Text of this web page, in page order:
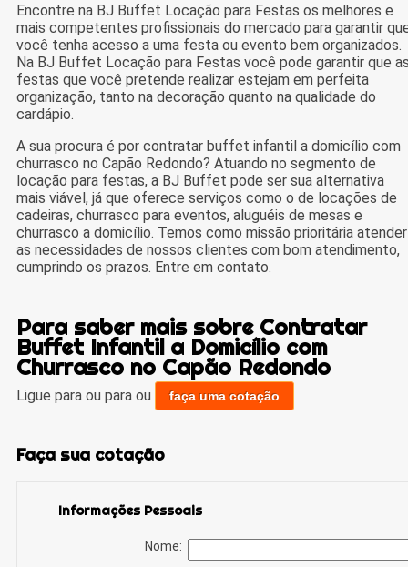
Encontre na BJ Buffet Locação para Festas os melhores e
mais competentes profissionais do mercado para garantir
você tenha acesso a uma festa ou evento bem organizados.
Na BJ Buffet Locação para Festas você pode garantir que
festas que você pretende realizar estejam em perfeita
organização, tanto na decoração quanto na qualidade do
cardápio.
A sua procura é por contratar buffet infantil a domicílio com
churrasco no Capão Redondo? Atuando no segmento de
locação para festas, a BJ Buffet pode ser sua alternativa
mais viável, já que oferece serviços como o de locações de
cadeiras, churrasco para eventos, aluguéis de mesas e
churrasco a domicílio. Temos como missão prioritária atender
as necessidades de nossos clientes com bom atendimento,
cumprindo os prazos. Entre em contato.
Para saber mais sobre Contratar
Buffet Infantil a Domicílio com
Churrasco no Capão Redondo
Ligue para ou para ou faça uma cotação
Faça sua cotação
Informações Pessoais
Nome: